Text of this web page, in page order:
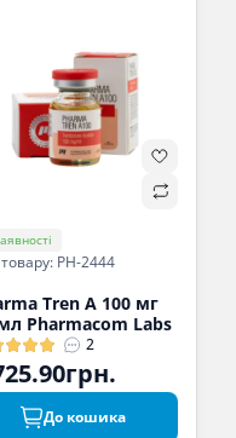
PH-2444
Tren A 100 мг
Pharmacom Labs
2
До кошика